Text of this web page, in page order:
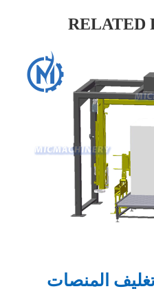
RELATED
تغليف المنصات